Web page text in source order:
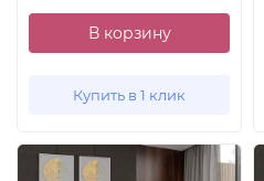
В корзину
Купить в 1 клик